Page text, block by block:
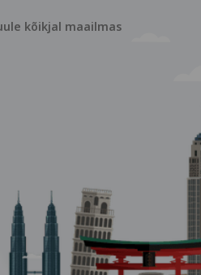
kõikjal maailmas